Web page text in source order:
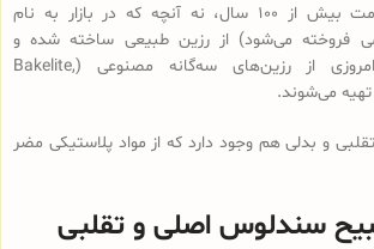
(سندلوس‌هایی با قدمت بیش از 100 سال، نه آنچه که در بازار به نام
فروخته می‌شود) از رزین طبیعی ساخته شده و
سندلوس‌‌های اصل امروزی از رزین‌های سه‌گانه مصنوعی (Bakelite,
و بدلی هم وجود دارد که از مواد پلاستیکی مضر
سندلوس اصلی و تقلبی